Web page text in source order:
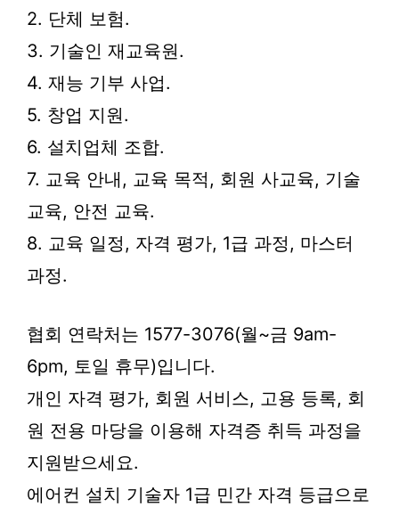
2. 단체 보험.
3. 기술인 재교육원.
4. 재능 기부 사업.
5. 창업 지원.
6. 설치업체 조합.
7. 교육 안내, 교육 목적, 회원 사교육, 기술
교육, 안전 교육.
8. 교육 일정, 자격 평가, 1급 과정, 마스터
과정.
협회 연락처는 1577-3076(월~금 9am-
6pm, 토일 휴무)입니다.
개인 자격 평가, 회원 서비스, 고용 등록, 회
원 전용 마당을 이용해 자격증 취득 과정을
지원받으세요.
에어컨 설치 기술자 1급 민간 자격 등급으로